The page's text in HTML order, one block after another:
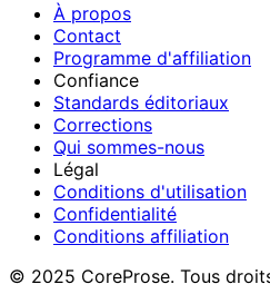
À propos
Contact
Programme d'affiliation
Confiance
Standards éditoriaux
Corrections
Qui sommes-nous
Légal
Conditions d'utilisation
Confidentialité
Conditions affiliation
© 2025 CoreProse. Tous